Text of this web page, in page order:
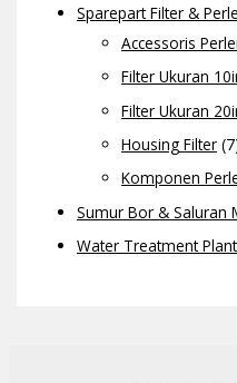
Sparepart Filter &
Accessoris
Filter Ukuran
Filter Ukuran
Housing Filter
Komponen
Sumur Bor & Saluran
Water Treatment Plant